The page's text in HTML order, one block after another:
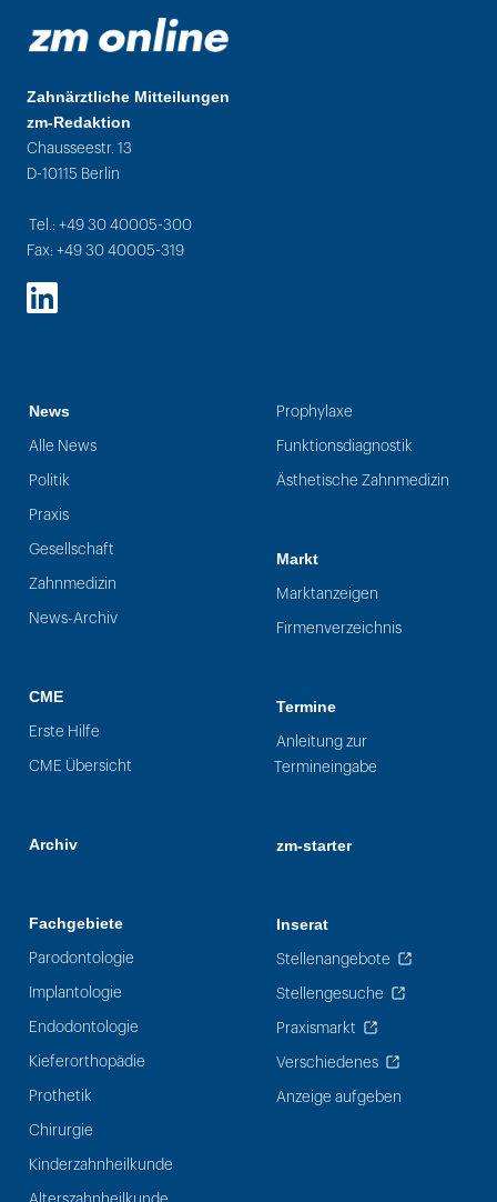
Zahnärztliche Mitteilungen
zm-Redaktion
Chausseestr. 13
D-10115 Berlin
Tel.: +49 30 40005-300
Fax: +49 30 40005-319
LinkedIn
News
Alle News
Politik
Praxis
Gesellschaft
Zahnmedizin
News-Archiv
CME
Erste Hilfe
CME Übersicht
Archiv
Fachgebiete
Parodontologie
Implantologie
Endodontologie
Kieferorthopädie
Prothetik
Chirurgie
Kinderzahnheilkunde
Prophylaxe
Funktionsdiagnostik
Ästhetische Zahnmedizin
Markt
Marktanzeigen
Firmenverzeichnis
Termine
Anleitung zur
Termineingabe
zm-starter
Inserat
Stellenangebote
Stellengesuche
Praxismarkt
Verschiedenes
Anzeige aufgeben